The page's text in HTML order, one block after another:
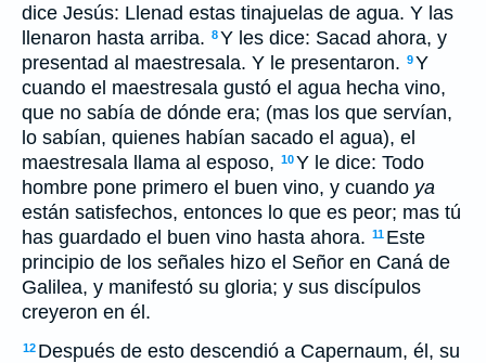
dice Jesús: Llenad estas tinajuelas de agua. Y las
llenaron hasta arriba. 8Y les dice: Sacad ahora, y
presentad al maestresala. Y le presentaron. 9Y
cuando el maestresala gustó el agua hecha vino,
que no sabía de dónde era; (mas los que servían,
lo sabían, quienes habían sacado el agua), el
maestresala llama al esposo, 10Y le dice: Todo
hombre pone primero el buen vino, y cuando ya
están satisfechos, entonces lo que es peor; mas tú
has guardado el buen vino hasta ahora. 11 Este
principio de los señales hizo el Señor en Caná de
Galilea, y manifestó su gloria; y sus discípulos
creyeron en él.
12 Después de esto descendió a Capernaum, él, su